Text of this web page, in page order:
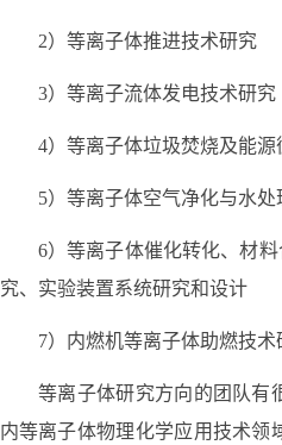
2）等离子体推进技术研究
3）等离子流体发电技术研究
4）等离子体垃圾焚烧及能
5）等离子体空气净化与水处
6）等离子体催化转化、材
究、实验装置系统研究和设计
7）内燃机等离子体助燃技术
等离子体研究方向的团队有
内等离子体物理化学应用技术领